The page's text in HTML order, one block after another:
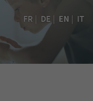
FR DE EN IT